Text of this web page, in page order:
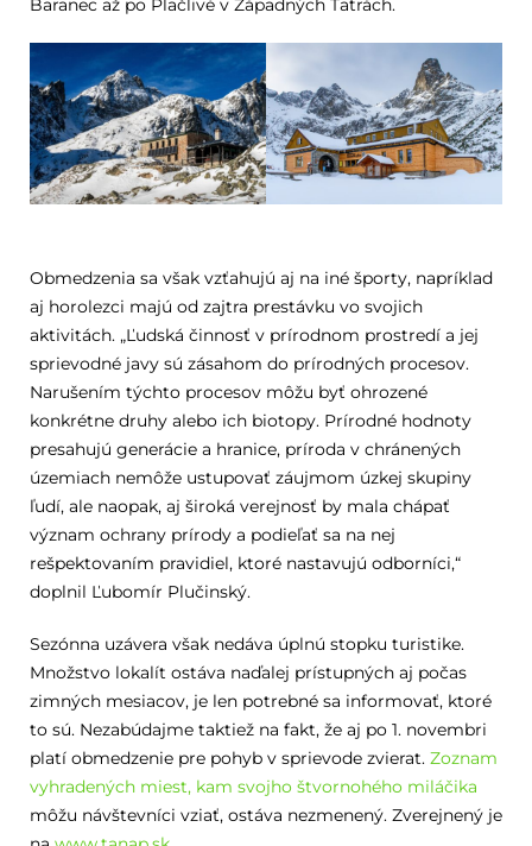
Baranec až po Plačlivé v Západných Tatrách.
Obmedzenia sa však vzťahujú aj na iné športy, napríklad
aj horolezci majú od zajtra prestávku vo svojich
aktivitách. „Ľudská činnosť v prírodnom prostredí a jej
sprievodné javy sú zásahom do prírodných procesov.
Narušením týchto procesov môžu byť ohrozené
konkrétne druhy alebo ich biotopy. Prírodné hodnoty
presahujú generácie a hranice, príroda v chránených
územiach nemôže ustupovať záujmom úzkej skupiny
ľudí, ale naopak, aj široká verejnosť by mala chápať
význam ochrany prírody a podieľať sa na nej
rešpektovaním pravidiel, ktoré nastavujú odborníci,“
doplnil Ľubomír Plučinský.
Sezónna uzávera však nedáva úplnú stopku turistike.
Množstvo lokalít ostáva naďalej prístupných aj počas
zimných mesiacov, je len potrebné sa informovať, ktoré
to sú. Nezabúdajme taktiež na fakt, že aj po 1. novembri
platí obmedzenie pre pohyb v sprievode zvierat. Zoznam
vyhradených miest, kam svojho štvornohého miláčika
môžu návštevníci vziať, ostáva nezmenený. Zverejnený je